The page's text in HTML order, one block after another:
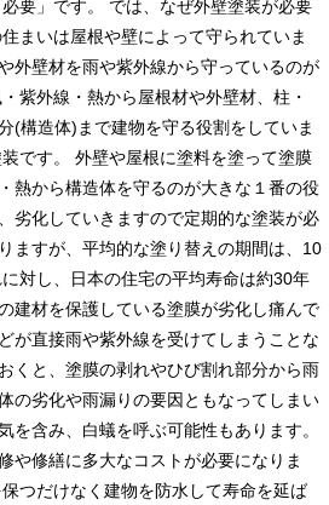
要」です。 では、なぜ外壁塗装が必要
まいは屋根や壁によって守られていま
外壁材を雨や紫外線から守っているのが
紫外線・熱から屋根材や外壁材、柱・
(構造体)まで建物を守る役割をしていま
です。 外壁や屋根に塗料を塗って塗膜
熱から構造体を守るのが大きな１番の役
劣化していきますので定期的な塗装が必
ますが、平均的な塗り替えの期間は、10
対し、日本の住宅の平均寿命は約30年
建材を保護している塗膜が劣化し痛んで
が直接雨や紫外線を受けてしまうことな
くと、塗膜の剥れやひび割れ部分から雨
の劣化や雨漏りの要因ともなってしまい
を含み、白蟻を呼ぶ可能性もあります。
や修繕に多大なコストが必要になりま
つだけなく建物を防水して寿命を延ば